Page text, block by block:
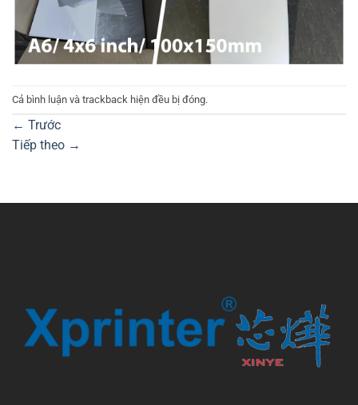
Cả bình luận và trackback hiện đều bị đóng.
← Trước
Tiếp theo →